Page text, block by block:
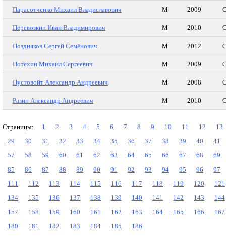
Парасотченко Михаил Владиславович М 2009
Перевозкин Иван Владимирович М 2010
Поздняков Сергей Семёнович М 2012
Потехин Михаил Сергеевич М 2009
Пустовойт Александр Андреевич М 2008
Разин Александр Андреевич М 2010
Страницы: 1 2 3 4 5 6 7 8 9 10 11 12
13
29
30 31 32 33 34 35 36 37 38 39 40
41
57
58 59 60 61 62 63 64 65 66 67 68
69
85
86 87 88 89 90 91 92 93 94 95 96
97
111
112 113 114 115 116 117 118 119 120
121
134
135 136 137 138 139 140 141 142 143
144
157
158 159 160 161 162 163 164 165 166
167
180
181 182 183 184 185 186